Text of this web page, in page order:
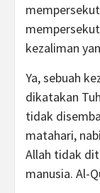
kezaliman
Ya, sebuah
dikatakan
tidak
matahari,
Allah tidak
manusia. Al-